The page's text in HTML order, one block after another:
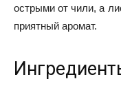
острыми от чили, а
приятный аромат.